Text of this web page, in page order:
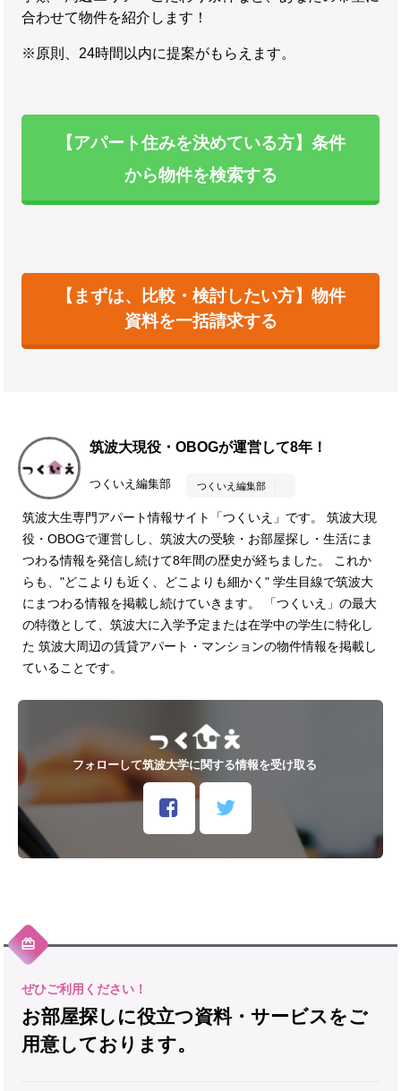
合わせて物件を紹介します！
※原則、24時間以内に提案がもらえます。
【アパート住みを決めている方】条件
から物件を検索する
【まずは、比較・検討したい方】物件
資料を一括請求する
筑波大現役・OBOGが運営して8年！
つくいえ編集部 つくいえ編集部
筑波大生専門アパート情報サイト「つくいえ」です。 筑波大現
役・OBOGで運営しし、筑波大の受験・お部屋探し・生活にま
つわる情報を発信し続けて8年間の歴史が経ちました。 これか
らも、"どこよりも近く、どこよりも細かく" 学生目線で筑波大
にまつわる情報を掲載し続けていきます。 「つくいえ」の最大
の特徴として、筑波大に入学予定または在学中の学生に特化し
た 筑波大周辺の賃貸アパート・マンションの物件情報を掲載し
ていることです。
フォローして筑波大学に関する情報を受け取る
お部屋探しに役立つ資料・サービスをご
用意しております。